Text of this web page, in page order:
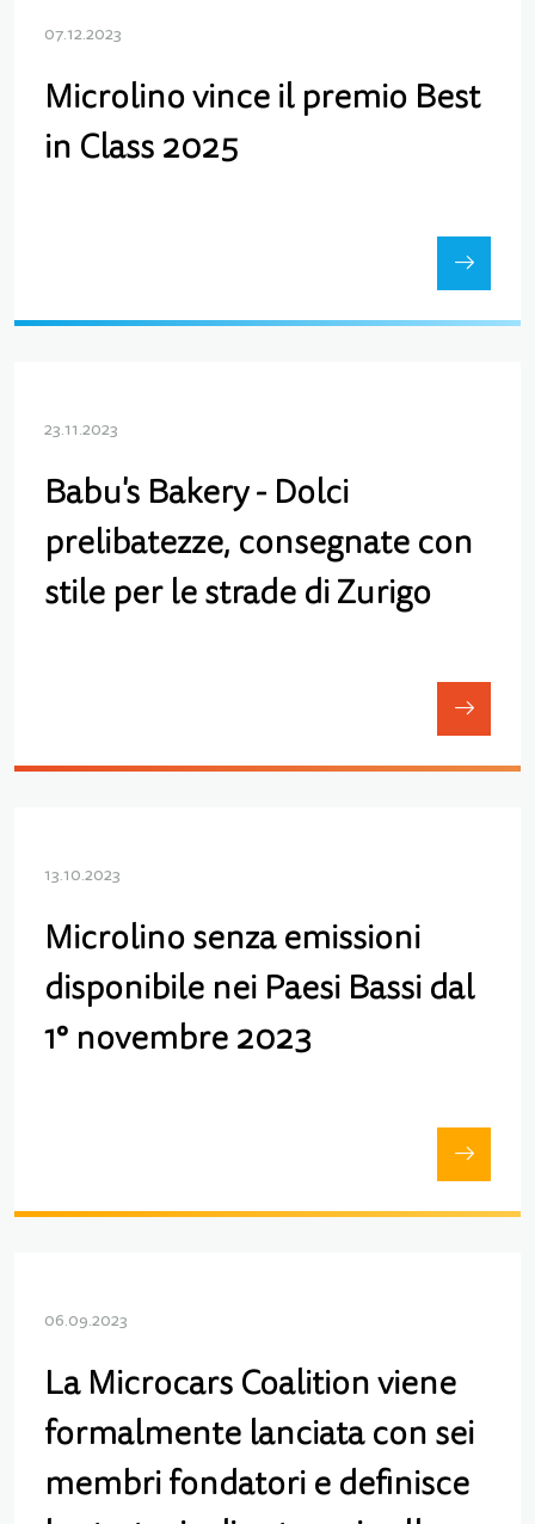
07.12.2023
Microlino vince il premio Best
in Class 2025
23.11.2023
Babu's Bakery - Dolci
prelibatezze, consegnate con
stile per le strade di Zurigo
13.10.2023
Microlino senza emissioni
disponibile nei Paesi Bassi dal
1° novembre 2023
06.09.2023
La Microcars Coalition viene
formalmente lanciata con sei
membri fondatori e definisce